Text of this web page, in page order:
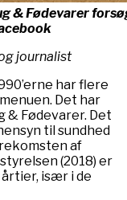
& Fødevarer
journalist
har flere
Det har
& Fødevarer. Det
til sundhed
af
(2018) er
især i de